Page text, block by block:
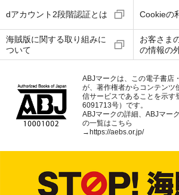
dアカウント2段階認証とは Cookieの
海賊版に関する取り組みに
ついて
お客さま
の情報の
ABJマークは、この電子書店
が、著作権者からコンテンツ
信サービスであることを示す
6091713号）です。
ABJマークの詳細、ABJマー
の一覧はこちら
→https://aebs.or.jp/